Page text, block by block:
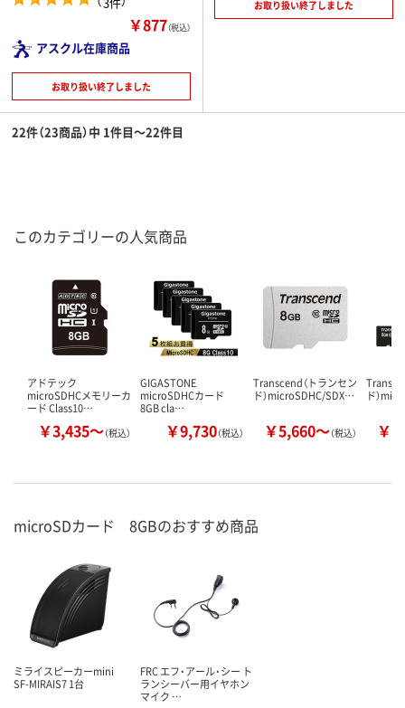
￥877（税込）
アスクル在庫商品
お取り扱い終了しました
お取り扱い終了しました
22件（23商品）中 1件目～22件目
このカテゴリーの人気商品
アドテック
microSDHCメモリーカ
ード Class10…
￥3,435～（税込）
GIGASTONE
microSDHCカード
8GB cla…
￥9,730（税込）
Transcend（トランセン
ド）microSDHC/SDX…
￥5,660～（税込）
ド）
￥
microSDカード 8GBのおすすめ商品
ミライスピーカーmini
SF-MIRAIS7 1台
FRC エフ・アール・シー ト
ランシーバー用イヤホン
マイク …